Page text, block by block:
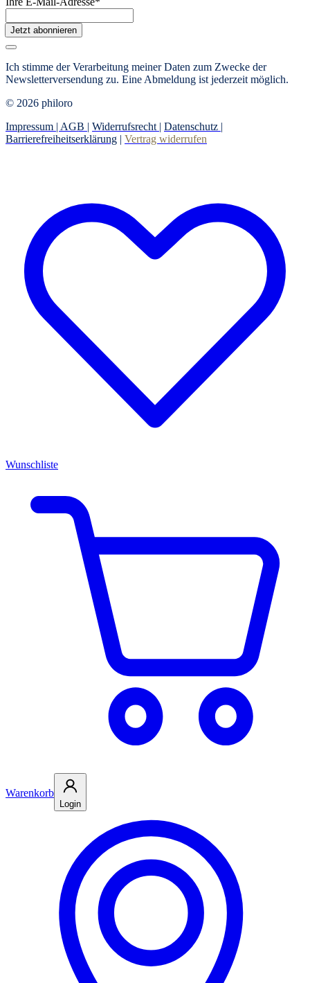
Jetzt abonnieren
Ich stimme der Verarbeitung meiner Daten zum Zwecke der
Newsletterversendung zu. Eine Abmeldung ist jederzeit möglich.
© 2026 philoro
Impressum | AGB | Widerrufsrecht | Datenschutz |
Barrierefreiheitserklärung | Vertrag widerrufen
Wunschliste
Warenkorb
Login